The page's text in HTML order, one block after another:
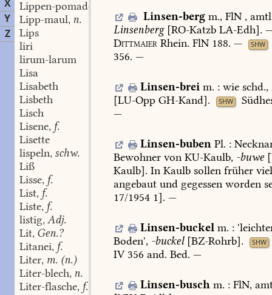
X
Y
Z
Lippen-pomade
Lipp-maul, n.
Lips
liri
lirum-larum
Lisa
Lisabeth
Lisbeth
Lisch
Lisene, f.
Lisette
lispeln, schw.
Liß
Lisse, f.
List, f.
Liste, f.
listig, Adj.
Lit, Gen.?
Litanei, f.
Liter, m. (n.)
Liter-blech, n.
Liter-flasche, f.
Linsen-berg m.,FlN ,
Linsenberg[RO-Katzb LA-Edh].
Dittmaier Rhein. FlN188. — SHW
356. —
Linsen-brei m. :wieschd.,
[LU-Opp GH-Kand]. SHW
—
Linsen-buben Pl. :
Bewohner von KU-Kaulb, -buwe
Kaulb]. In Kaulb sollen früher
angebaut und gegessen worden
17/1954 1]. —
Linsen-buckel m. :
Boden', -buckel[BZ-Rohrb]. SHW
IV356 and. Bed. —
Linsen-busch m. :FlN,